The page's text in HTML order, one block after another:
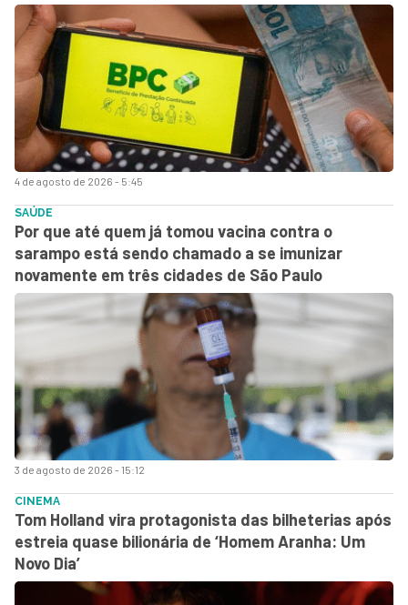
4 de agosto de 2026 - 5:45
3 de agosto de 2026 - 15:12
SAÚDE
Por que até quem já tomou vacina contra o
sarampo está sendo chamado a se imunizar
novamente em três cidades de São Paulo
CINEMA
Tom Holland vira protagonista das bilheterias após
estreia quase bilionária de ‘Homem Aranha: Um
Novo Dia’